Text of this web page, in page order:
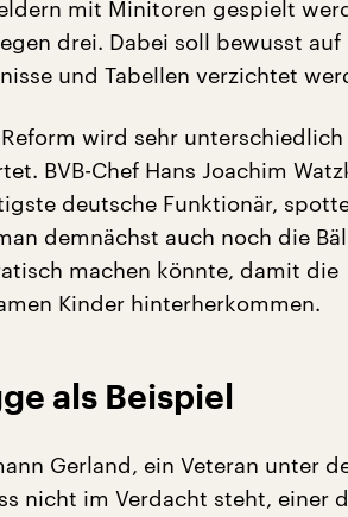
mit Minitoren gespielt
drei. Dabei soll bewusst auf
und Tabellen verzichtet
Reform wird sehr unterschiedlich
BVB-Chef Hans Joachim
deutsche Funktionär,
demnächst auch noch die
machen könnte, damit die
Kinder hinterherkommen.
als Beispiel
Gerland, ein Veteran unter
nicht im Verdacht steht, einer